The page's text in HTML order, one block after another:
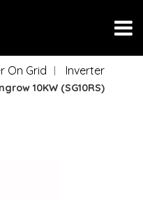
On Grid
Inverter
10KW (SG10RS)